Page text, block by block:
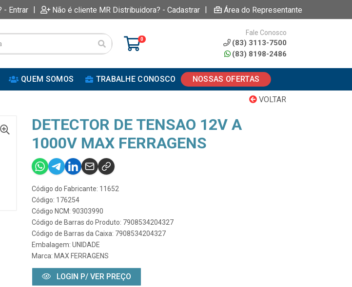
- Entrar | Não é cliente MR Distribuidora? - Cadastrar | Área do Representante
0
Fale Conosco
(83) 3113-7500
(83) 8198-2486
QUEM SOMOS TRABALHE CONOSCO NOSSAS OFERTAS
VOLTAR
DETECTOR DE TENSAO 12V A
1000V MAX FERRAGENS
Código do Fabricante: 11652
Código: 176254
Código NCM: 90303990
Código de Barras do Produto: 7908534204327
Código de Barras da Caixa: 7908534204327
Embalagem: UNIDADE
Marca: MAX FERRAGENS
LOGIN P/ VER PREÇO